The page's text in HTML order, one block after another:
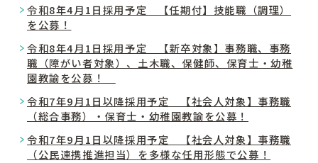
令和8年4月1日採用予定 【任期付】技能職（調理）
を公募！
令和8年4月1日採用予定 【新卒対象】事務職、事務
職（障がい者対象）、土木職、保健師、保育士・幼稚
園教諭を公募！
令和7年9月1日以降採用予定 【社会人対象】事務職
（総合事務）・保育士・幼稚園教諭を公募！
令和7年9月1日以降採用予定 【社会人対象】事務職
（公民連携推進担当）を多様な任用形態で公募！